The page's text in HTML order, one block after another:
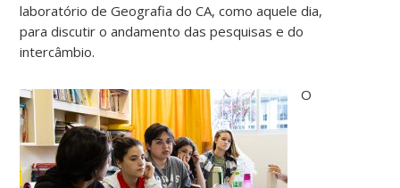
laboratório de Geografia do CA, como aquele dia,
para discutir o andamento das pesquisas e do
intercâmbio.
O